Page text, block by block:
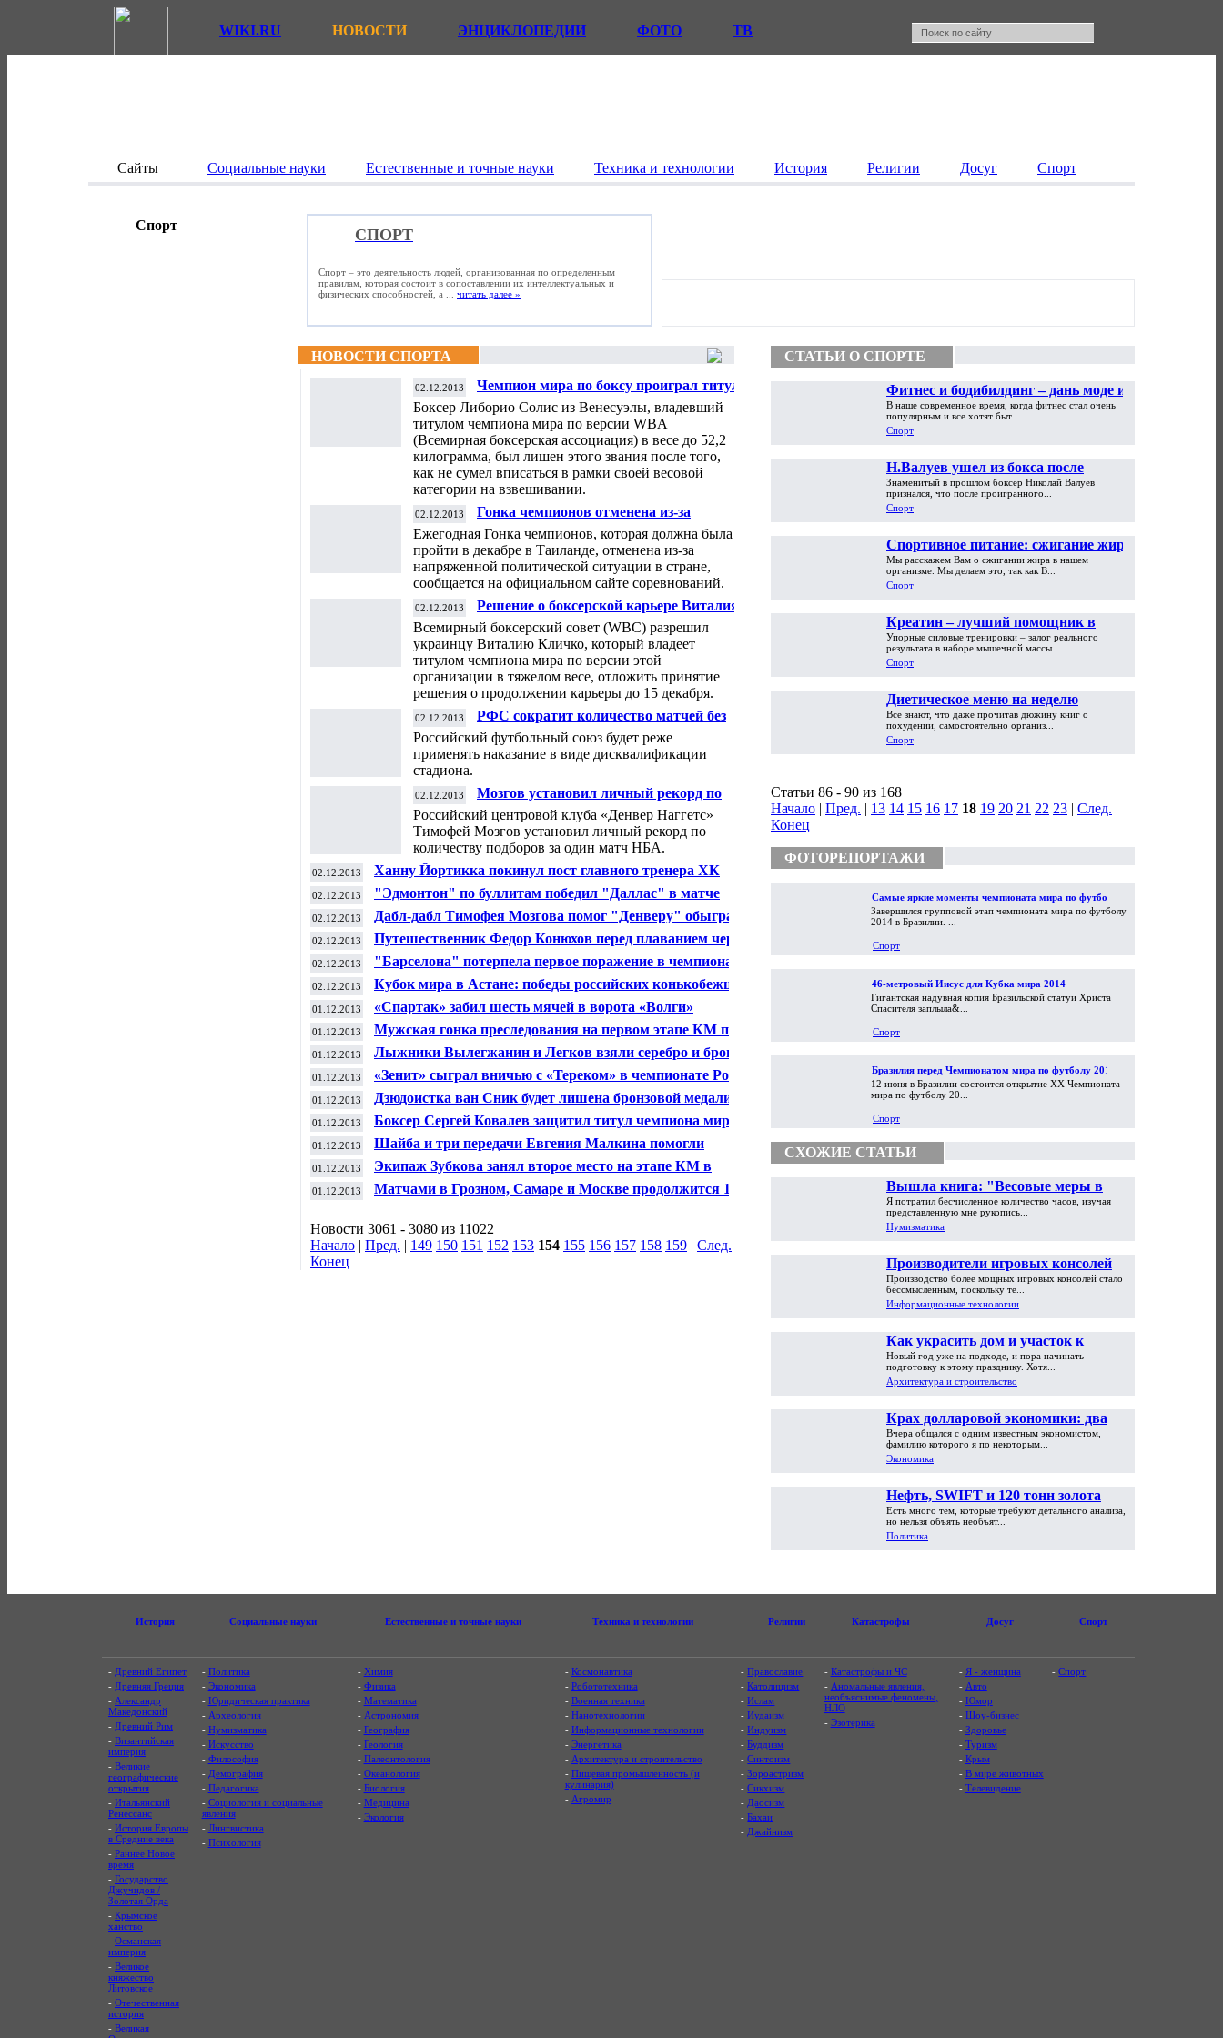
WIKI.RU НОВОСТИ ЭНЦИКЛОПЕДИИ ФОТО ТВ
Сайты Социальные науки Естественные и точные науки Техника и технологии История Религии Досуг Спорт
Спорт
СПОРТ
Спорт – это деятельность людей, организованная по определенным
правилам, которая состоит в сопоставлении их интеллектуальных и
физических способностей, а ... читать далее »
НОВОСТИ СПОРТА
02.12.2013
Чемпион мира по боксу проиграл титул на
взвешивании
Боксер Либорио Солис из Венесуэлы, владевший
титулом чемпиона мира по версии WBA
(Всемирная боксерская ассоциация) в весе до 52,2
килограмма, был лишен этого звания после того,
как не сумел вписаться в рамки своей весовой
категории на взвешивании.
02.12.2013
Гонка чемпионов отменена из-за
политической ситуации в Таиланде
Ежегодная Гонка чемпионов, которая должна была
пройти в декабре в Таиланде, отменена из-за
напряженной политической ситуации в стране,
сообщается на официальном сайте соревнований.
02.12.2013
Решение о боксерской карьере Виталия
Кличко отложили из-за «праздников»
Всемирный боксерский совет (WBC) разрешил
украинцу Виталию Кличко, который владеет
титулом чемпиона мира по версии этой
организации в тяжелом весе, отложить принятие
решения о продолжении карьеры до 15 декабря.
02.12.2013
РФС сократит количество матчей без
зрителей
Российский футбольный союз будет реже
применять наказание в виде дисквалификации
стадиона.
02.12.2013
Мозгов установил личный рекорд по
подборам в НБА
Российский центровой клуба «Денвер Наггетс»
Тимофей Мозгов установил личный рекорд по
количеству подборов за один матч НБА.
02.12.2013
Ханну Йортикка покинул пост главного тренера ХК
"Адмирал"
02.12.2013
"Эдмонтон" по буллитам победил "Даллас" в матче
чемпионата НХЛ
02.12.2013
Дабл-дабл Тимофея Мозгова помог "Денверу" обыграть
"Торонто" в матче чемпионата НБА
02.12.2013
Путешественник Федор Конюхов перед плаванием через
Тихий океан приступил к тренировкам
02.12.2013
"Барселона" потерпела первое поражение в чемпионате
Испании по футболу
02.12.2013
Кубок мира в Астане: победы российских конькобежцев и
задел на Сочи
01.12.2013 «Спартак» забил шесть мячей в ворота «Волги»
01.12.2013
Мужская гонка преследования на первом этапе КМ по
биатлону отменена
01.12.2013
Лыжники Вылегжанин и Легков взяли серебро и бронзу
на этапе КМ
01.12.2013 «Зенит» сыграл вничью с «Тереком» в чемпионате России
01.12.2013
Дзюдоистка ван Сник будет лишена бронзовой медали
ЧМ-2013 за употребление наркотиков
01.12.2013
Боксер Сергей Ковалев защитил титул чемпиона мира по
версии ВБО
01.12.2013
Шайба и три передачи Евгения Малкина помогли
"Питтсбургу" победить "Флориду" в матче НХЛ
01.12.2013
Экипаж Зубкова занял второе место на этапе КМ в
Калгари
01.12.2013
Матчами в Грозном, Самаре и Москве продолжится 18-й
Новости 3061 - 3080 из 11022
Начало | Пред. | 149 150 151 152 153 154 155 156 157 158 159 | След.
Конец
СТАТЬИ О СПОРТЕ
Фитнес и бодибилдинг – дань моде и
здоровому образу жизни
В наше современное время, когда фитнес стал очень
популярным и все хотят быт...
Спорт
Н.Валуев ушел из бокса после
трепанации черепа
Знаменитый в прошлом боксер Николай Валуев
признался, что после проигранного...
Спорт
Спортивное питание: сжигание жира
Мы расскажем Вам о сжигании жира в нашем
организме. Мы делаем это, так как В...
Спорт
Креатин – лучший помощник в
период интенсивных тренировок!
Упорные силовые тренировки – залог реального
результата в наборе мышечной массы.
Спорт
Диетическое меню на неделю
Все знают, что даже прочитав дюжину книг о
похудении, самостоятельно организ...
Спорт
Статьи 86 - 90 из 168
Начало | Пред. | 13 14 15 16 17 18 19 20 21 22 23 | След. |
Конец
ФОТОРЕПОРТАЖИ
Самые яркие моменты чемпионата мира по футболу
2014
Завершился групповой этап чемпионата мира по футболу
2014 в Бразилии. ...
Спорт
46-метровый Иисус для Кубка мира 2014
Гигантская надувная копия Бразильской статуи Христа
Спасителя заплыла&...
Спорт
Бразилия перед Чемпионатом мира по футболу 2014
12 июня в Бразилии состоится открытие XX Чемпионата
мира по футболу 20...
Спорт
СХОЖИЕ СТАТЬИ
Вышла книга: "Весовые меры в
торговой практике Античности и
Средневековья"
Я потратил бесчисленное количество часов, изучая
представленную мне рукопись...
Нумизматика
Производители игровых консолей
достигли предела возможностей
Производство более мощных игровых консолей стало
бессмысленным, поскольку те...
Информационные технологии
Как украсить дом и участок к
Новому году
Новый год уже на подходе, и пора начинать
подготовку к этому празднику. Хотя...
Архитектура и строительство
Крах долларовой экономики: два
пути обрушения
Вчера общался с одним известным экономистом,
фамилию которого я по некоторым...
Экономика
Нефть, SWIFT и 120 тонн золота
Есть много тем, которые требуют детального анализа,
но нельзя объять необъят...
Политика
История Социальные науки Естественные и точные науки Техника и технологии Религии Катастрофы Досуг Спорт
- Древний Египет
- Древняя Греция
- Александр
Македонский
- Древний Рим
- Византийская
империя
- Великие
географические
открытия
- Итальянский
Ренессанс
- История Европы
в Средние века
- Раннее Новое
время
- Государство
Джучидов /
Золотая Орда
- Крымское
ханство
- Османская
империя
- Великое
княжество
Литовское
- Отечественная
история
- Великая
- Политика
- Экономика
- Юридическая практика
- Археология
- Нумизматика
- Искусство
- Философия
- Демография
- Педагогика
- Социология и социальные
явления
- Лингвистика
- Психология
- Химия
- Физика
- Математика
- Астрономия
- География
- Геология
- Палеонтология
- Океанология
- Биология
- Медицина
- Экология
- Космонавтика
- Робототехника
- Военная техника
- Нанотехнологии
- Информационные технологии
- Энергетика
- Архитектура и строительство
- Пищевая промышленность (и
кулинария)
- Агромир
-Православие
-Католицизм
-Ислам
-Иудаизм
-Индуизм
-Буддизм
-Синтоизм
-Зороастризм
-Сикхизм
- Даосизм
-Бахаи
- Джайнизм
- Катастрофы и ЧС
- Аномальные явления,
необъяснимые феномены,
НЛО
- Эзотерика
- Я - женщина
- Авто
- Юмор
- Шоу-бизнес
- Здоровье
- Туризм
- Крым
- В мире животных
- Телевидение
-Спорт